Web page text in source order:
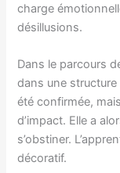
charge
désillusions.
Dans le parcours
dans une structure
été confirmée,
d’impact. Elle a
s’obstiner.
décoratif.